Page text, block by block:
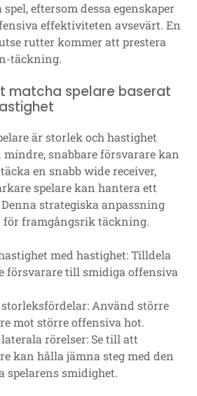
eftersom dessa egenskaper
effektiviteten avsevärt. En
rutter kommer att prestera
täckning.
matcha spelare baserat
är storlek och hastighet
snabbare försvarare kan
en snabb wide receiver,
spelare kan hantera ett
strategiska anpassning
för framgångsrik täckning.
med hastighet: Tilldela
försvarare till smidiga offensiva
Använd större
mot större offensiva hot.
rörelser: Se till att
kan hålla jämna steg med den
spelarens smidighet.